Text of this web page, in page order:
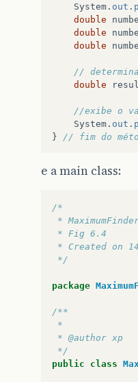
System . out .
double
double
double
//
double
//exibe o
System . out .
}
// fim do
public
double
//
if
// fim do
}
e a main class:
/*
*
* Fig 6.4
* Created on
*/
package
/**
*
* @author xp
*/
public
class